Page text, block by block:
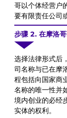
哥以个体经营户
要有限责任公司
步骤 2. 在摩洛哥
选择法律形式后
司名称与已在摩
程包括向国家商
名称的唯一性并
境内创业的必经
实体的权利。